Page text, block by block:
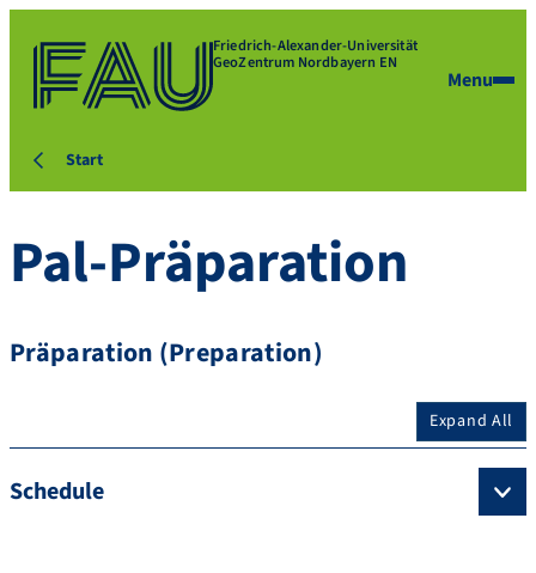
Friedrich-Alexander-Universität
GeoZentrum Nordbayern EN
Menu
Start
Pal-Präparation
Präparation (Preparation)
Expand All
Schedule